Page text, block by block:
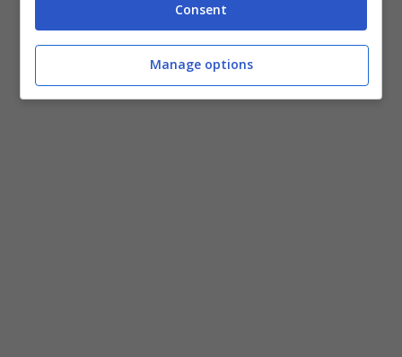
Consent
Manage options